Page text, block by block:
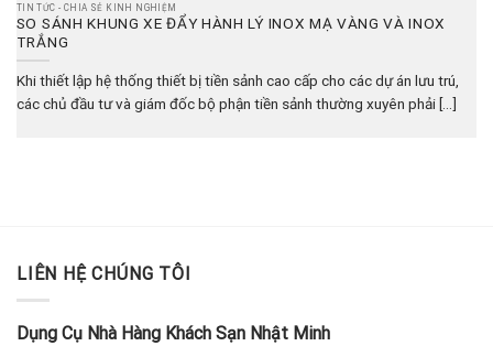
TIN TỨC - CHIA SẺ KINH NGHIỆM
SO SÁNH KHUNG XE ĐẨY HÀNH LÝ INOX MẠ VÀNG VÀ INOX
TRẮNG
Khi thiết lập hệ thống thiết bị tiền sảnh cao cấp cho các dự án lưu trú,
các chủ đầu tư và giám đốc bộ phận tiền sảnh thường xuyên phải [...]
LIÊN HỆ CHÚNG TÔI
Dụng Cụ Nhà Hàng Khách Sạn Nhật Minh